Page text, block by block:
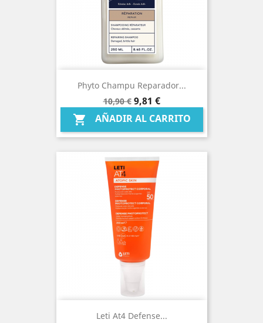
Phyto Champu Reparador...
Precio
base
10,90 € Precio
9,81 €
 AÑADIR AL CARRITO
Leti At4 Defense...